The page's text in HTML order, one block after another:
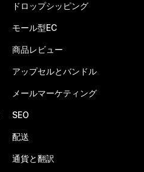
ドロップシッピング
モール型EC
商品レビュー
アップセルとバンドル
メールマーケティング
SEO
配送
通貨と翻訳